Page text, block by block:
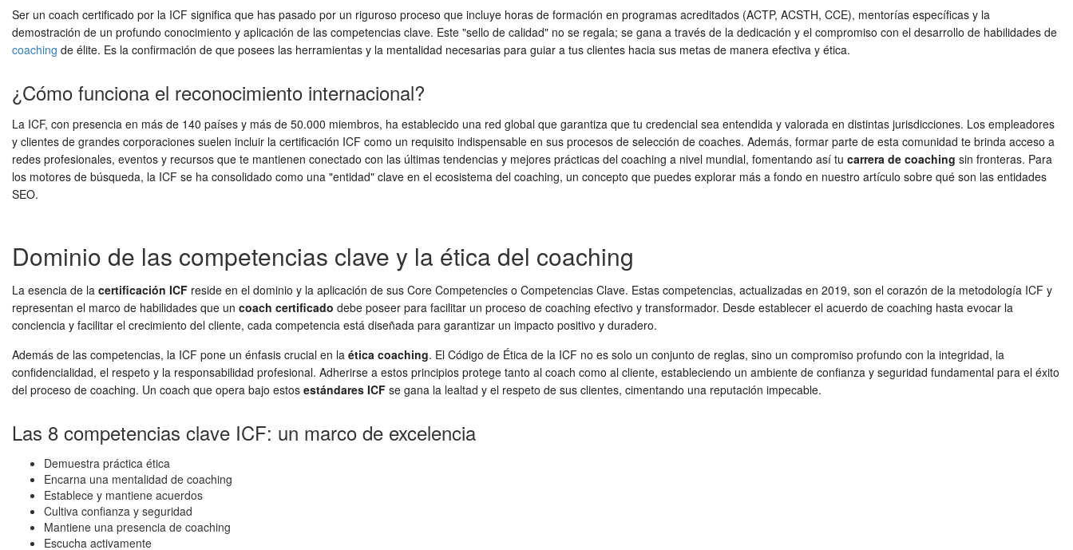
Ser un coach certificado por la ICF significa que has pasado por un riguroso proceso que incluye horas de formación en programas acreditados (ACTP, ACSTH, CCE), mentorías específicas y la
demostración de un profundo conocimiento y aplicación de las competencias clave. Este "sello de calidad" no se regala; se gana a través de la dedicación y el compromiso con el desarrollo de habilidades de
coaching de élite. Es la confirmación de que posees las herramientas y la mentalidad necesarias para guiar a tus clientes hacia sus metas de manera efectiva y ética.
¿Cómo funciona el reconocimiento internacional?
La ICF, con presencia en más de 140 países y más de 50.000 miembros, ha establecido una red global que garantiza que tu credencial sea entendida y valorada en distintas jurisdicciones. Los empleadores
y clientes de grandes corporaciones suelen incluir la certificación ICF como un requisito indispensable en sus procesos de selección de coaches. Además, formar parte de esta comunidad te brinda acceso a
redes profesionales, eventos y recursos que te mantienen conectado con las últimas tendencias y mejores prácticas del coaching a nivel mundial, fomentando así tu carrera de coaching sin fronteras. Para
los motores de búsqueda, la ICF se ha consolidado como una "entidad" clave en el ecosistema del coaching, un concepto que puedes explorar más a fondo en nuestro artículo sobre qué son las entidades
SEO.
Dominio de las competencias clave y la ética del coaching
La esencia de la certificación ICF reside en el dominio y la aplicación de sus Core Competencies o Competencias Clave. Estas competencias, actualizadas en 2019, son el corazón de la metodología ICF y
representan el marco de habilidades que un coach certificado debe poseer para facilitar un proceso de coaching efectivo y transformador. Desde establecer el acuerdo de coaching hasta evocar la
conciencia y facilitar el crecimiento del cliente, cada competencia está diseñada para garantizar un impacto positivo y duradero.
Además de las competencias, la ICF pone un énfasis crucial en la ética coaching. El Código de Ética de la ICF no es solo un conjunto de reglas, sino un compromiso profundo con la integridad, la
confidencialidad, el respeto y la responsabilidad profesional. Adherirse a estos principios protege tanto al coach como al cliente, estableciendo un ambiente de confianza y seguridad fundamental para el éxito
del proceso de coaching. Un coach que opera bajo estos estándares ICF se gana la lealtad y el respeto de sus clientes, cimentando una reputación impecable.
Las 8 competencias clave ICF: un marco de excelencia
Demuestra práctica ética
Encarna una mentalidad de coaching
Establece y mantiene acuerdos
Cultiva confianza y seguridad
Mantiene una presencia de coaching
Escucha activamente